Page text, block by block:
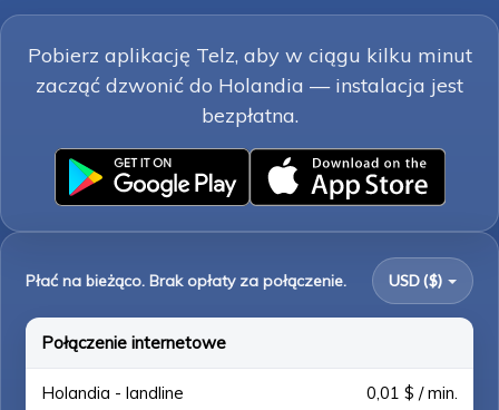
Pobierz aplikację Telz, aby w ciągu kilku minut
zacząć dzwonić do Holandia — instalacja jest
bezpłatna.
Płać na bieżąco. Brak opłaty za połączenie. USD ($)
Połączenie internetowe
Holandia - landline 0,01 $ / min.